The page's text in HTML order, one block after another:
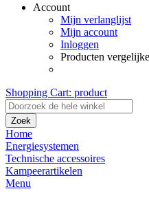
Account
Mijn verlanglijst
Mijn account
Inloggen
Producten
Shopping Cart: product
Zoek
Home
Energiesystemen
Technische accessoires
Kampeerartikelen
Menu